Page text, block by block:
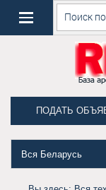
ПОДАТЬ
Вся Беларусь